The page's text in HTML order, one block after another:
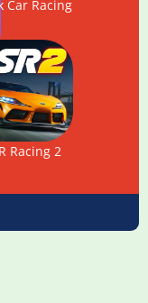
game
Car Racing
Racing 2